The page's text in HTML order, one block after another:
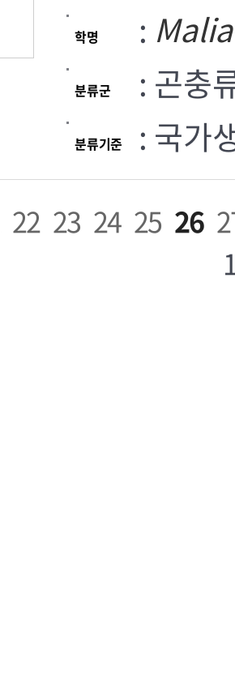
학명 :
분류군 : 곤충
분류기준 : 국가
22 23 24 25 26